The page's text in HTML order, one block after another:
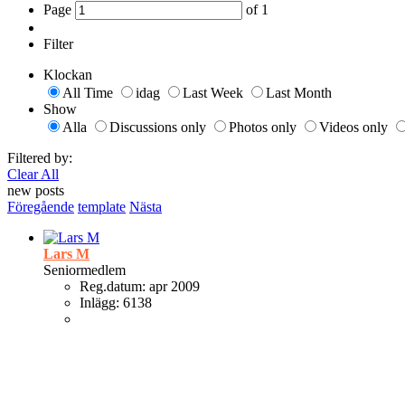
Page of 1
Filter
Klockan
All Time
idag Last Week
Last Month
Show
Alla
Discussions only Photos only Videos only
Filtered by:
Clear All
new posts
Föregående template Nästa
Lars M
Seniormedlem
Reg.datum: apr 2009
Inlägg: 6138